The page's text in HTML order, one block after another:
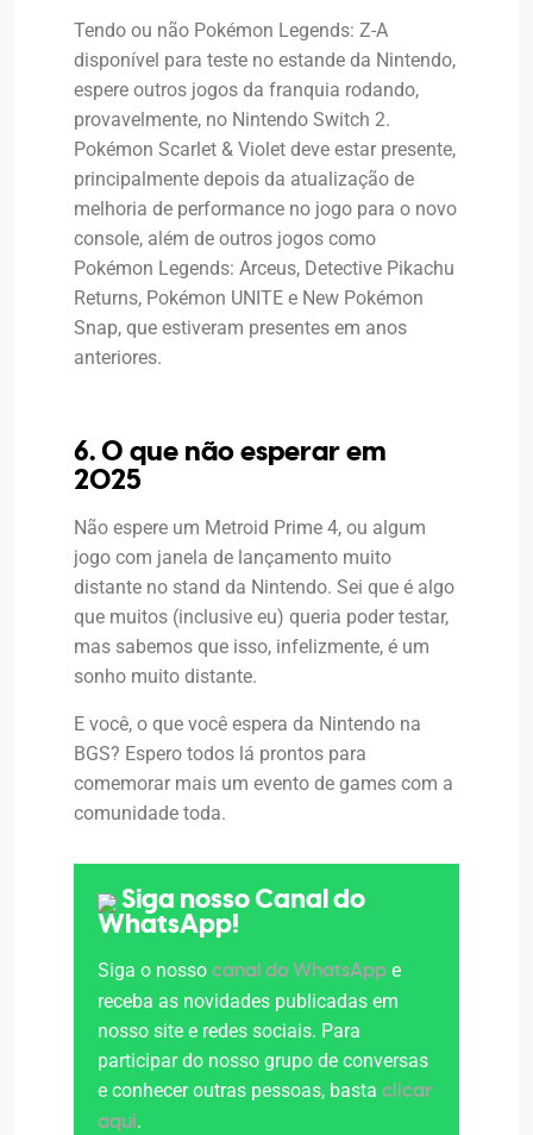
Tendo ou não Pokémon Legends: Z-A
disponível para teste no estande da Nintendo,
espere outros jogos da franquia rodando,
provavelmente, no Nintendo Switch 2.
Pokémon Scarlet & Violet deve estar presente,
principalmente depois da atualização de
melhoria de performance no jogo para o novo
console, além de outros jogos como
Pokémon Legends: Arceus, Detective Pikachu
Returns, Pokémon UNITE e New Pokémon
Snap, que estiveram presentes em anos
anteriores.
6. O que não esperar em
2025
Não espere um Metroid Prime 4, ou algum
jogo com janela de lançamento muito
distante no stand da Nintendo. Sei que é algo
que muitos (inclusive eu) queria poder testar,
mas sabemos que isso, infelizmente, é um
sonho muito distante.
E você, o que você espera da Nintendo na
BGS? Espero todos lá prontos para
comemorar mais um evento de games com a
comunidade toda.
Siga nosso Canal do
WhatsApp!
Siga o nosso canal do WhatsApp e
receba as novidades publicadas em
nosso site e redes sociais. Para
participar do nosso grupo de conversas
e conhecer outras pessoas, basta clicar
aqui.